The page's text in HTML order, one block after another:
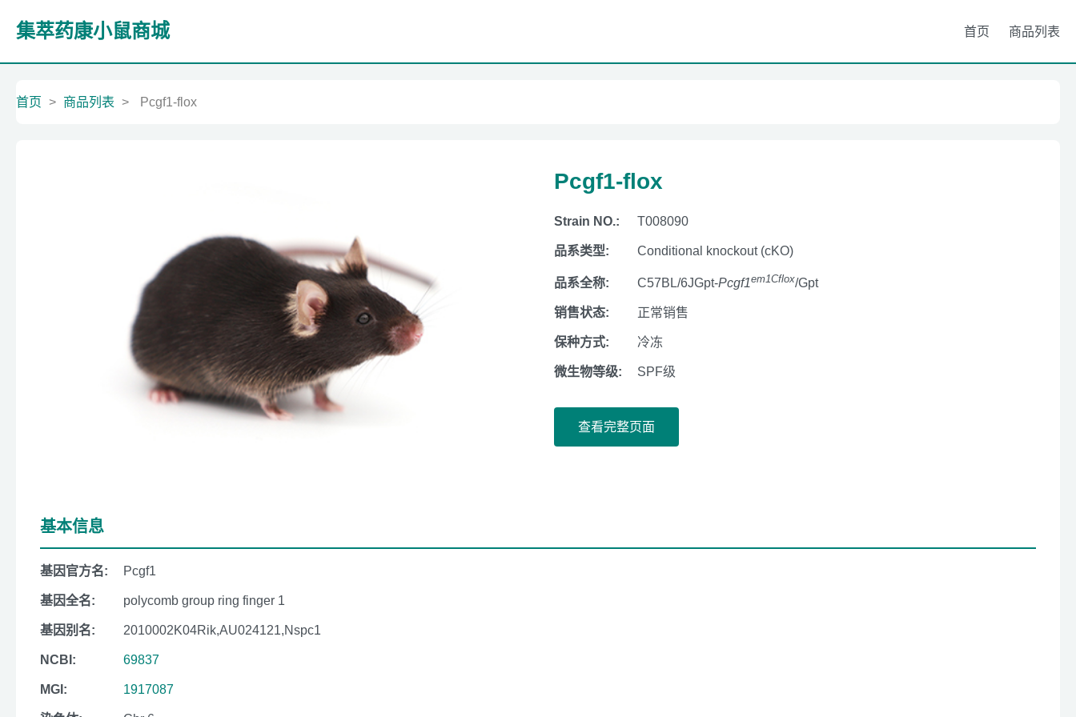
集萃药康小鼠商城 首页 商品列表
首页 > 商品列表 > Pcgf1-flox
Pcgf1-flox
Strain NO.: T008090
品系类型: Conditional knockout (cKO)
品系全称: C57BL/6JGpt-Pcgf1em1Cflox/Gpt
销售状态: 正常销售
保种方式: 冷冻
微生物等级: SPF级
查看完整页面
基本信息
基因官方名: Pcgf1
基因全名: polycomb group ring finger 1
基因别名: 2010002K04Rik,AU024121,Nspc1
NCBI: 69837
MGI: 1917087